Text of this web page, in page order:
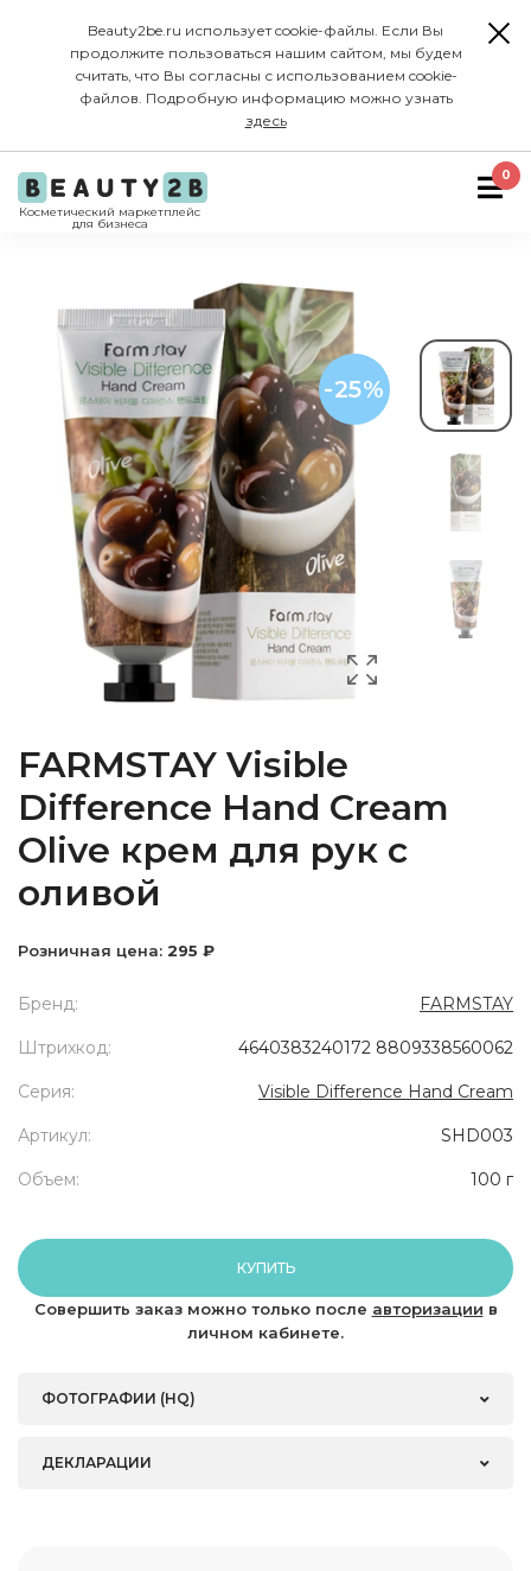
Beauty2be.ru использует cookie-файлы. Если Вы
продолжите пользоваться нашим сайтом, мы будем
считать, что Вы согласны с использованием cookie-
файлов. Подробную информацию можно узнать
здесь
Косметический маркетплейс
для бизнеса
0
-25%
FARMSTAY Visible
Difference Hand Cream
Olive крем для рук с
оливой
Розничная цена: 295 ₽
Бренд: FARMSTAY
Штрихкод: 4640383240172 8809338560062
Серия: Visible Difference Hand Cream
Артикул: SHD003
Объем: 100 г
КУПИТЬ
Совершить заказ можно только после авторизации в
личном кабинете.
ФОТОГРАФИИ (HQ)
ДЕКЛАРАЦИИ